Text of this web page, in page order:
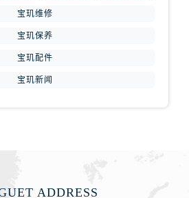
宝玑维修
宝玑保养
宝玑配件
宝玑新闻
ADDRESS